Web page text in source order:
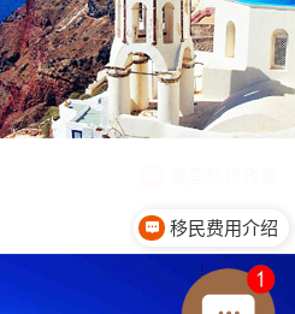
移民费用介绍